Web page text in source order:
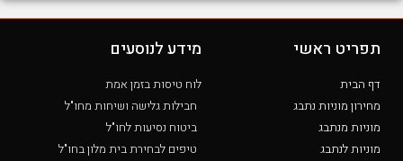
תפריט ראשי
דף הבית
מחירון מוניות נתבג
מוניות מנתבג
מוניות לנתבג
מידע לנוסעים
לוח טיסות בזמן אמת
חבילות גלישה ושיחות מחו"ל
ביטוח נסיעות לחו"ל
טיפים לבחירת בית מלון בחו"ל